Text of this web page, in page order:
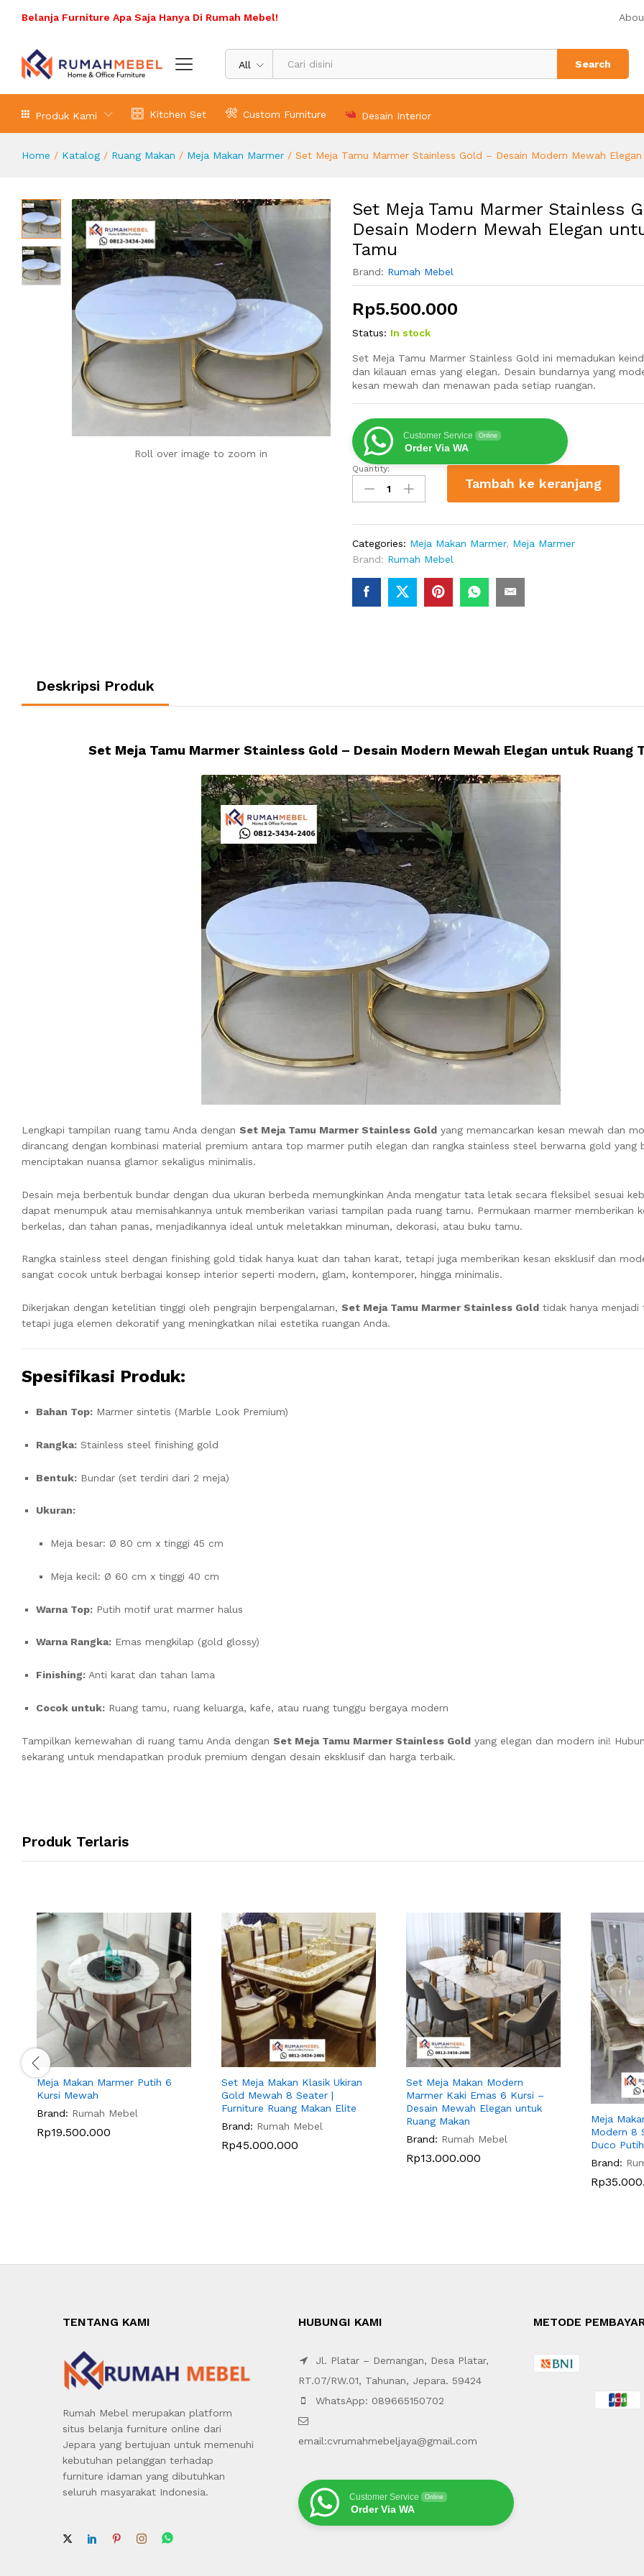
Belanja Furniture Apa Saja Hanya Di Rumah Mebel!
All Search
Produk Kami Kitchen Set Custom Furniture Desain Interior
Home / Katalog / Ruang Makan / Meja Makan Marmer / Set Meja Tamu Marmer Stainless Gold – Desain Modern Mewah
Roll over image to zoom in
Set Meja Tamu Marmer Stainless
Desain Modern Mewah Elegan
Tamu
Brand: Rumah Mebel
Rp5.500.000
Status: In stock
Set Meja Tamu Marmer Stainless Gold ini memadukan
dan kilauan emas yang elegan. Desain bundarnya yang
kesan mewah dan menawan pada setiap ruangan.
Customer Service Online
Order Via WA
Set
Meja
Tamu
Gold
–
Modern
Quantity:
Tambah ke keranjang
Categories: Meja Makan Marmer, Meja Marmer
Brand: Rumah Mebel
Deskripsi Produk
Set Meja Tamu Marmer Stainless Gold – Desain Modern Mewah Elegan untuk Ruang
Lengkapi tampilan ruang tamu Anda dengan Set Meja Tamu Marmer Stainless Gold yang memancarkan kesan mewah dan
dirancang dengan kombinasi material premium antara top marmer putih elegan dan rangka stainless steel berwarna gold yang
menciptakan nuansa glamor sekaligus minimalis.
Desain meja berbentuk bundar dengan dua ukuran berbeda memungkinkan Anda mengatur tata letak secara fleksibel sesuai
dapat menumpuk atau memisahkannya untuk memberikan variasi tampilan pada ruang tamu. Permukaan marmer memberikan
berkelas, dan tahan panas, menjadikannya ideal untuk meletakkan minuman, dekorasi, atau buku tamu.
Rangka stainless steel dengan finishing gold tidak hanya kuat dan tahan karat, tetapi juga memberikan kesan eksklusif dan
sangat cocok untuk berbagai konsep interior seperti modern, glam, kontemporer, hingga minimalis.
Dikerjakan dengan ketelitian tinggi oleh pengrajin berpengalaman, Set Meja Tamu Marmer Stainless Gold tidak hanya
tetapi juga elemen dekoratif yang meningkatkan nilai estetika ruangan Anda.
Spesifikasi Produk:
Bahan Top: Marmer sintetis (Marble Look Premium)
Rangka: Stainless steel finishing gold
Bentuk: Bundar (set terdiri dari 2 meja)
Ukuran:
Meja besar: Ø 80 cm x tinggi 45 cm
Meja kecil: Ø 60 cm x tinggi 40 cm
Warna Top: Putih motif urat marmer halus
Warna Rangka: Emas mengkilap (gold glossy)
Finishing: Anti karat dan tahan lama
Cocok untuk: Ruang tamu, ruang keluarga, kafe, atau ruang tunggu bergaya modern
Tampilkan kemewahan di ruang tamu Anda dengan Set Meja Tamu Marmer Stainless Gold yang elegan dan modern ini!
sekarang untuk mendapatkan produk premium dengan desain eksklusif dan harga terbaik.
Produk Terlaris
Meja Makan Marmer Putih 6
Kursi Mewah
Brand: Rumah Mebel
Rp19.500.000
Set Meja Makan Klasik Ukiran
Gold Mewah 8 Seater |
Furniture Ruang Makan Elite
Brand: Rumah Mebel
Rp45.000.000
Set Meja Makan Modern
Marmer Kaki Emas 6 Kursi –
Desain Mewah Elegan untuk
Ruang Makan
Brand: Rumah Mebel
Rp13.000.000
Meja
Modern 8
Duco
Brand:
Rp
TENTANG KAMI
Rumah Mebel merupakan platform
situs belanja furniture online dari
Jepara yang bertujuan untuk memenuhi
kebutuhan pelanggan terhadap
furniture idaman yang dibutuhkan
seluruh masyarakat Indonesia.
HUBUNGI KAMI
Jl. Platar – Demangan, Desa Platar,
RT.07/RW.01, Tahunan, Jepara. 59424
WhatsApp: 089665150702
email:cvrumahmebeljaya@gmail.com
Customer Service Online
Order Via WA
METODE
Ruang Tamu